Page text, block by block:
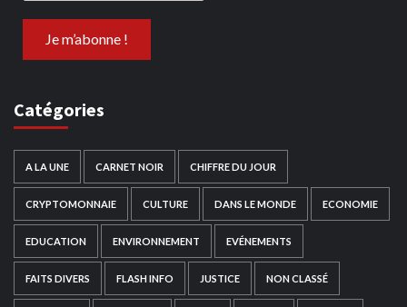
Catégories
A LA UNE CARNET NOIR CHIFFRE DU JOUR
CRYPTOMONNAIE CULTURE DANS LE MONDE ECONOMIE
EDUCATION ENVIRONNEMENT EVÉNEMENTS
FAITS DIVERS FLASH INFO JUSTICE NON CLASSÉ